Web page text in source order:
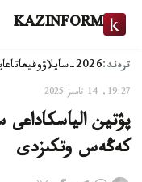
KAZINFORM
ترەند:2026-سايلاۋ وقيعا
19:27, 14 تامىز 2025
پۋتين
كەڭەس وتكىزدى